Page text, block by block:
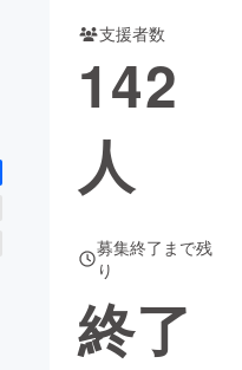
支援者数
142
人
募集終了まで残
り
終了